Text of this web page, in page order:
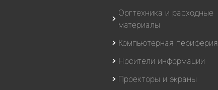
Оргтехника и расходные
материалы
Компьютерная периферия
Носители информации
Проекторы и экраны